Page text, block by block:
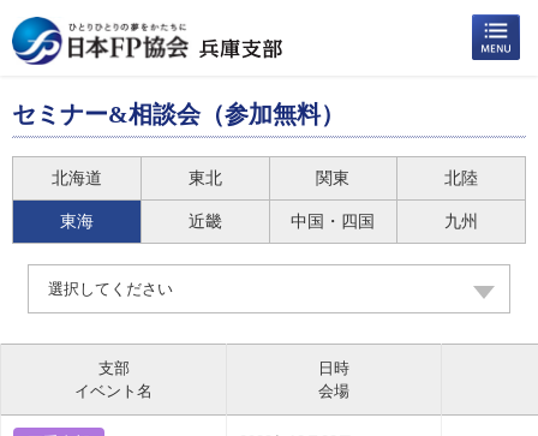
セミナー&相談会（参加無料）
北海道 東北 関東 北陸
東海 近畿 中国・四国 九州
選択してください
支部
イベント名
日時
会場